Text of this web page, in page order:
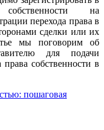
на
перехода права в
сделки или их
мы поговорим об
для подачи
собственности в
пошаговая